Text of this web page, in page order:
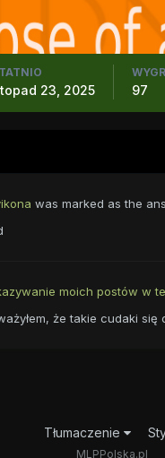
23, 2025 97
was marked as the
moich postów w
że takie cudaki
Tłumaczenie
MLPPolska.pl